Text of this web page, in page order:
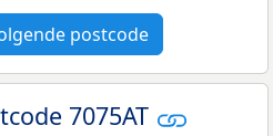
postcode
7075AT